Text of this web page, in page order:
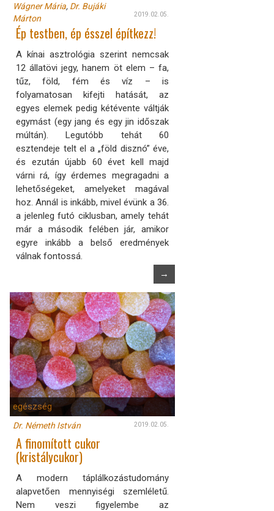
Wágner Mária, Dr. Bujáki
Márton
2019.02.05.
Ép testben, ép ésszel építkezz!
A kínai asztrológia szerint nemcsak
12 állatövi jegy, hanem öt elem – fa,
tűz, föld, fém és víz – is
folyamatosan kifejti hatását, az
egyes elemek pedig kétévente váltják
egymást (egy jang és egy jin időszak
múltán). Legutóbb tehát 60
esztendeje telt el a „föld disznó” éve,
és ezután újabb 60 évet kell majd
várni rá, így érdemes megragadni a
lehetőségeket, amelyeket magával
hoz. Annál is inkább, mivel évünk a 36.
a jelenleg futó ciklusban, amely tehát
már a második felében jár, amikor
egyre inkább a belső eredmények
válnak fontossá.
→
egészség
Dr. Németh István 2019.02.05.
A finomított cukor
(kristálycukor)
A modern táplálkozástudomány
alapvetően mennyiségi szemléletű.
Nem veszi figyelembe az